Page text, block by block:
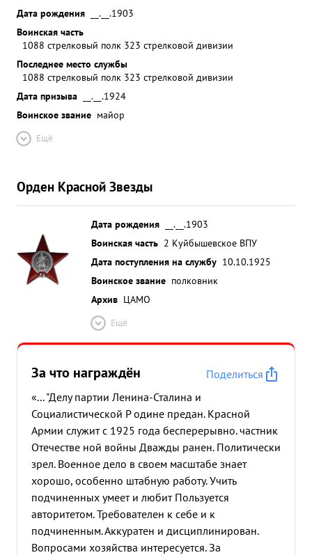
Дата рождения
__.__.1903
Воинская часть
1088 стрелковый полк 323 стрелковой дивизии
Последнее место службы
1088 стрелковый полк 323 стрелковой дивизии
Дата призыва
__.__.1924
Воинское звание майор
Ещё
Орден Красной Звезды
Дата рождения
__.__.1903
Воинская часть 2 Куйбышевское ВПУ
Дата поступления на службу 10.10.1925
Воинское звание полковник
Архив ЦАМО
Ещё
За что награждён
Поделиться
«... "Делу партии Ленина-Сталина и
Социалистической Р одине предан. Красной
Армии служит с 1925 года бесперерывно. частник
Отечестве ной войны Дважды ранен. Политически
зрел. Военное дело в своем масштабе знает
хорошо, особенно штабную работу. Учить
подчиненных умеет и любит Пользуется
авторитетом. Требователен к себе и к
подчиненным. Аккуратен и дисциплинирован.
Вопросами хозяйства интересуется. За